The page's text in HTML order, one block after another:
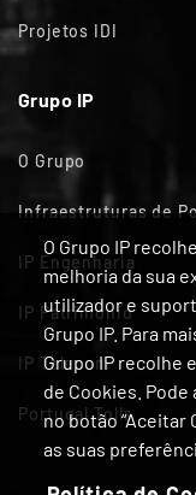
O Grupo IP
melhoria da sua
utilizador e
Grupo IP. Para
Grupo IP recolhe
de Cookies.
no botão “Aceitar
as suas
Projetos IDI
Grupo IP
O Grupo
Infraestruturas de
IP Engenharia
IP Património
IP Telecom
Portugal Tolls